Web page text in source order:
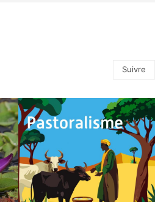
Suivre